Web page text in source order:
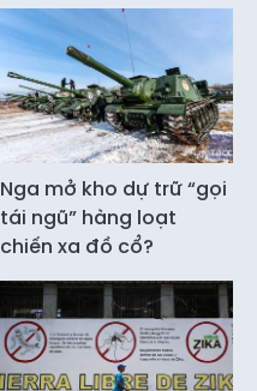
Nga mở kho dự trữ “gọi
tái ngũ” hàng loạt
chiến xa đồ cổ?